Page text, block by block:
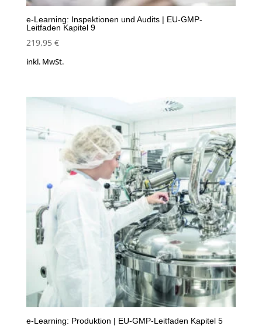
e-Learning: Inspektionen und Audits | EU-GMP-
Leitfaden Kapitel 9
219,95 €
inkl. MwSt.
e-Learning: Produktion | EU-GMP-Leitfaden Kapitel 5